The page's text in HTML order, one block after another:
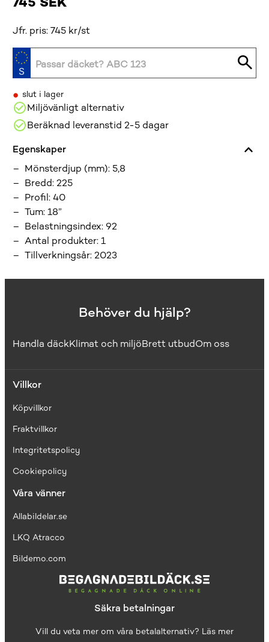
745 SEK
Jfr. pris: 745 kr/st
• slut i lager
Miljövänligt alternativ
Beräknad leveranstid 2-5 dagar
Egenskaper
Mönsterdjup (mm): 5,8
Bredd:225
Profil:40
Tum:18”
Belastningsindex: 92
Antal produkter:1
Tillverkningsår:2023
Behöver du hjälp?
Handla däckKlimat och miljöBrett utbudOm oss
Villkor
Köpvillkor
Fraktvillkor
Integritetspolicy
Cookiepolicy
Våra vänner
Allabildelar.se
LKQ Atracco
Bildemo.com
Säkra betalningar
Vill du veta mer om våra betalalternativ? Läs mer